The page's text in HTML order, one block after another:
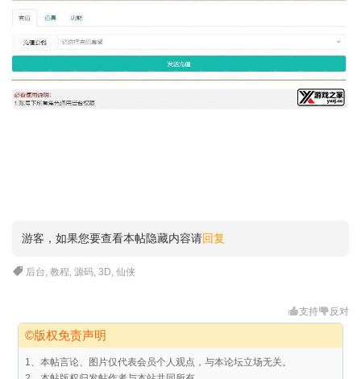
游客，如果您要查看本帖隐藏内容请回复
后台,教程,源码,3D,仙侠
支持 反对
©版权免责声明
1、本帖言论、图片仅代表会员个人观点，与本论坛立场无关。